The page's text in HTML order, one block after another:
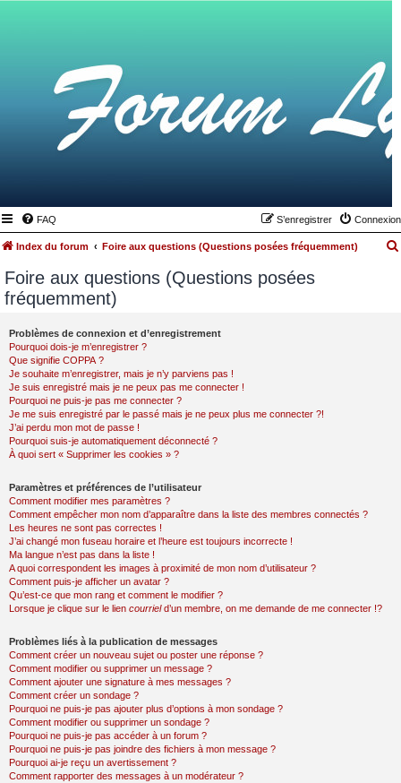
FAQ Connexion
S’enregistrer
Index du forum Foire aux questions (Questions posées fréquemment)
Foire aux questions (Questions posées
fréquemment)
Problèmes de connexion et d’enregistrement
Pourquoi dois-je m’enregistrer ?
Que signifie COPPA ?
Je souhaite m’enregistrer, mais je n’y parviens pas !
Je suis enregistré mais je ne peux pas me connecter !
Pourquoi ne puis-je pas me connecter ?
Je me suis enregistré par le passé mais je ne peux plus me connecter ?!
J’ai perdu mon mot de passe !
Pourquoi suis-je automatiquement déconnecté ?
À quoi sert « Supprimer les cookies » ?
Paramètres et préférences de l’utilisateur
Comment modifier mes paramètres ?
Comment empêcher mon nom d’apparaître dans la liste des membres connectés ?
Les heures ne sont pas correctes !
J’ai changé mon fuseau horaire et l’heure est toujours incorrecte !
Ma langue n’est pas dans la liste !
A quoi correspondent les images à proximité de mon nom d’utilisateur ?
Comment puis-je afficher un avatar ?
Qu’est-ce que mon rang et comment le modifier ?
Lorsque je clique sur le lien courrield’un membre, on me demande de me connecter !?
Problèmes liés à la publication de messages
Comment créer un nouveau sujet ou poster une réponse ?
Comment modifier ou supprimer un message ?
Comment ajouter une signature à mes messages ?
Comment créer un sondage ?
Pourquoi ne puis-je pas ajouter plus d’options à mon sondage ?
Comment modifier ou supprimer un sondage ?
Pourquoi ne puis-je pas accéder à un forum ?
Pourquoi ne puis-je pas joindre des fichiers à mon message ?
Pourquoi ai-je reçu un avertissement ?
Comment rapporter des messages à un modérateur ?